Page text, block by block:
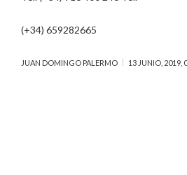
(+34) 659282665
JUAN DOMINGO PALERMO 13 JUNIO, 2019,